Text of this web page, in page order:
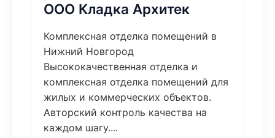
ООО Кладка Архитек
Комплексная отделка помещений в
Нижний Новгород
Высококачественная отделка и
комплексная отделка помещений для
жилых и коммерческих объектов.
Авторский контроль качества на
каждом шагу....